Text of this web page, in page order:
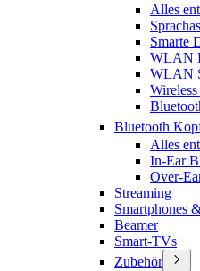
Alles
Smarte
WLAN
WLAN
Bluetooth
Alles
In-Ear
Over-
Streaming
Smartphones
Beamer
Smart-TVs
Zubehör